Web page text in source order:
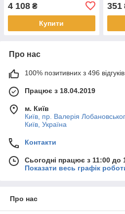
4 108 ₴
Купити
351
Про нас
100% позитивних з 496 відгуків
Працює з 18.04.2019
м. Київ
Київ, пр. Валерія
Київ, Україна
Контакти
Сьогодні працює з 11:00 до
Показати весь графік
Про нас